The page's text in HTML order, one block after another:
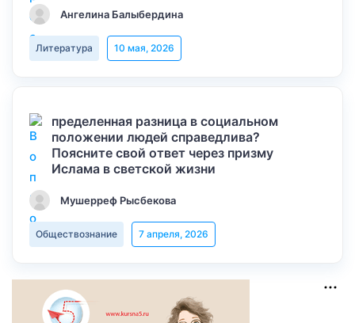
Ангелина Балыбердина
Литература 10 мая, 2026
пределенная разница в социальном
положении людей справедлива?
Поясните свой ответ через призму
Ислама в светской жизни
Мушерреф Рысбекова
Обществознание 7 апреля, 2026